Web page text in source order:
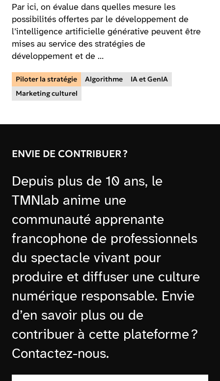
Par ici, on évalue dans quelles mesure les
possibilités offertes par le développement de
l’intelligence artificielle générative peuvent être
mises au service des stratégies de
développement et de …
Piloter la stratégie Algorithme
IA et GenIA
Marketing culturel
ENVIE DE CONTRIBUER ?
Depuis plus de 10 ans, le
TMNlab anime une
communauté apprenante
francophone de professionnels
du spectacle vivant pour
produire et diffuser une culture
numérique responsable. Envie
d’en savoir plus ou de
contribuer à cette plateforme ?
Contactez-nous.